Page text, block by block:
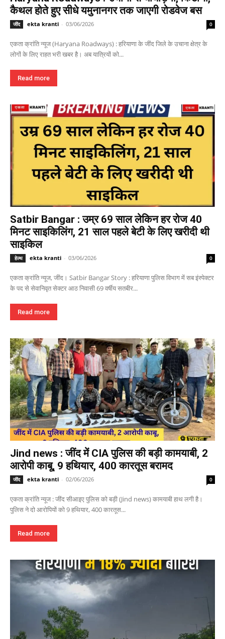
कैथल होते हुए सीधे यमुनानगर तक जाएगी रोडवेज बस
जींद ekta kranti - 03/06/2026 0
एकता क्रांति न्यूज (Haryana Roadways) : हरियाणा के जींद जिले के उचाना क्षेत्र के
लोगों के लिए राहत भरी खबर है। अब यात्रियों को...
Read more
Satbir Bangar : उम्र 69 साल लेकिन हर रोज 40
मिनट साइकिलिंग, 21 साल पहले बेटी के लिए खरीदी थी
साइकिल
हेल्थ ekta kranti - 03/06/2026 0
एकता क्रांति न्यूज, जींद। Satbir Bangar Story : हरियाणा पुलिस विभाग में सब इंस्पेक्टर
के पद से सेवानिवृत सेक्टर आठ निवासी 69 वर्षीय सतबीर...
Read more
Jind news : जींद में CIA पुलिस की बड़ी कामयाबी, 2
आरोपी काबू, 9 हथियार, 400 कारतूस बरामद
जींद ekta kranti - 02/06/2026 0
एकता क्रांति न्यूज : जींद सीआइए पुलिस को बड़ी (Jind news) कामयाबी हाथ लगी है।
पुलिस ने दो आरोपियों को 9 हथियार, 400 कारतूस...
Read more